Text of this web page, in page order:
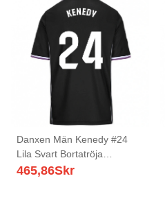
Danxen Män Kenedy #24
Lila Svart Bortatröja
Matchtröjor 2025/26 Tröjor
465,86Skr